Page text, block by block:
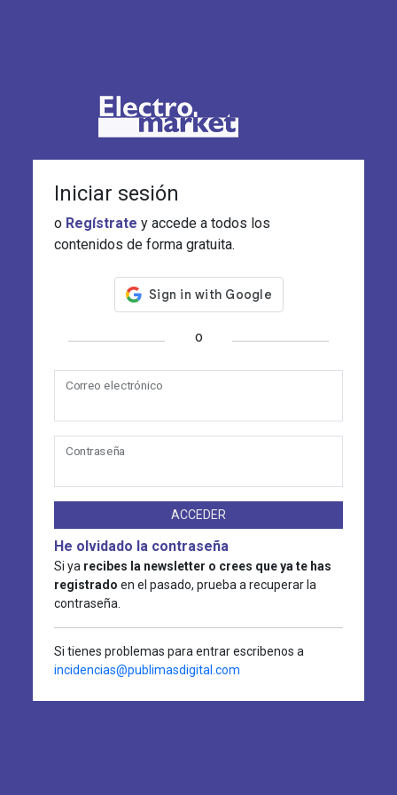
Iniciar sesión
o Regístrate y accede a todos los
contenidos de forma gratuita.
o
Correo electrónico
Contraseña
ACCEDER
He olvidado la contraseña
Si ya recibes la newsletter o crees que ya te has
registrado en el pasado, prueba a recuperar la
contraseña.
Si tienes problemas para entrar escribenos a
incidencias@publimasdigital.com